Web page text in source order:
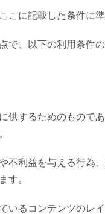
こに記載した条件に
で、以下の利用条件
供するためのもので
不利益を与える行為
す。
いるコンテンツのレ